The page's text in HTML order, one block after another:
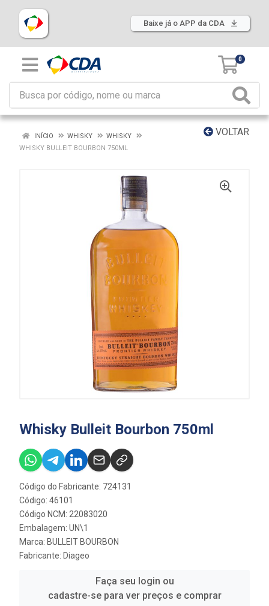
Baixe já o APP da CDA
0
VOLTAR
INÍCIO WHISKY
WHISKY
WHISKY BULLEIT BOURBON 750ML
Whisky Bulleit Bourbon 750ml
Código do Fabricante: 724131
Código: 46101
Código NCM: 22083020
Embalagem: UN\1
Marca: BULLEIT BOURBON
Fabricante: Diageo
Faça seu login ou
cadastre-se para ver preços e comprar